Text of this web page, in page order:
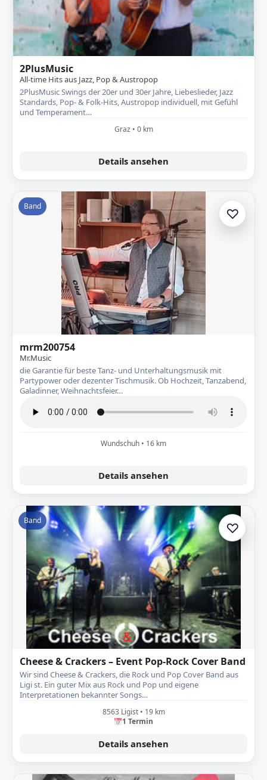
2PlusMusic
All-time Hits aus Jazz, Pop & Austropop
2PlusMusic Swings der 20er und 30er Jahre, Liebeslieder, Jazz
Standards, Pop- & Folk-Hits, Austropop individuell, mit Gefühl
und Temperament…
Graz • 0 km
Details ansehen
Band ♡Zur
mrm200754
Mr.Music
die Garantie für beste Tanz- und Unterhaltungsmusik mit
Partypower oder dezenter Tischmusik. Ob Hochzeit, Tanzabend,
Galadinner, Weihnachtsfeier…
Wundschuh • 16 km
Details ansehen
Band ♡Zur
Cheese & Crackers – Event Pop-Rock Cover Band
Wir sind Cheese & Crackers, die Rock und Pop Cover Band aus
Ligi st. Ein guter Mix aus Rock und Pop und eigene
Interpretationen bekannter Songs…
8563 Ligist • 19 km
1 Termin
Details ansehen